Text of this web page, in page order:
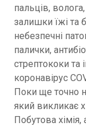
пальців,
залишки їжі та
небезпечні
палички,
стрептококи та
коронавірус
Поки ще точно
який викликає
Побутова хімія,